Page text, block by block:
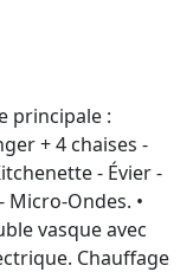
principale :
+ 4 chaises -
- Évier -
Ondes. •
vasque avec
Chauffage